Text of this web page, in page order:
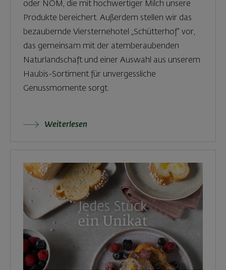
oder NÖM, die mit hochwertiger Milch unsere
Produkte bereichert. Außerdem stellen wir das
bezaubernde Viersternehotel „Schütterhof“ vor,
das gemeinsam mit der atemberaubenden
Naturlandschaft und einer Auswahl aus unserem
Haubis-Sortiment für unvergessliche
Genussmomente sorgt.
Weiterlesen